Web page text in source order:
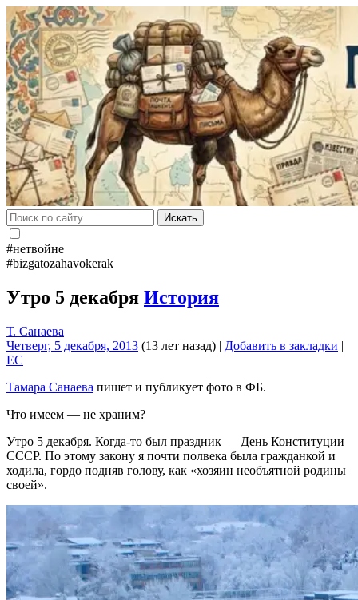
Искать
#нетвойне
#bizgatozahavokerak
Утро 5 декабря История
Т. Санаева
Четверг, 5 декабря, 2013 (13 лет назад) | Добавить в закладки |
EC
Тамара Санаева пишет и публикует фото в ФБ.
Что имеем — не храним?
Утро 5 декабря. Когда-то был праздник — День Конституции
СССР. По этому закону я почти полвека была гражданкой и
ходила, гордо подняв голову, как «хозяин необъятной родины
своей».